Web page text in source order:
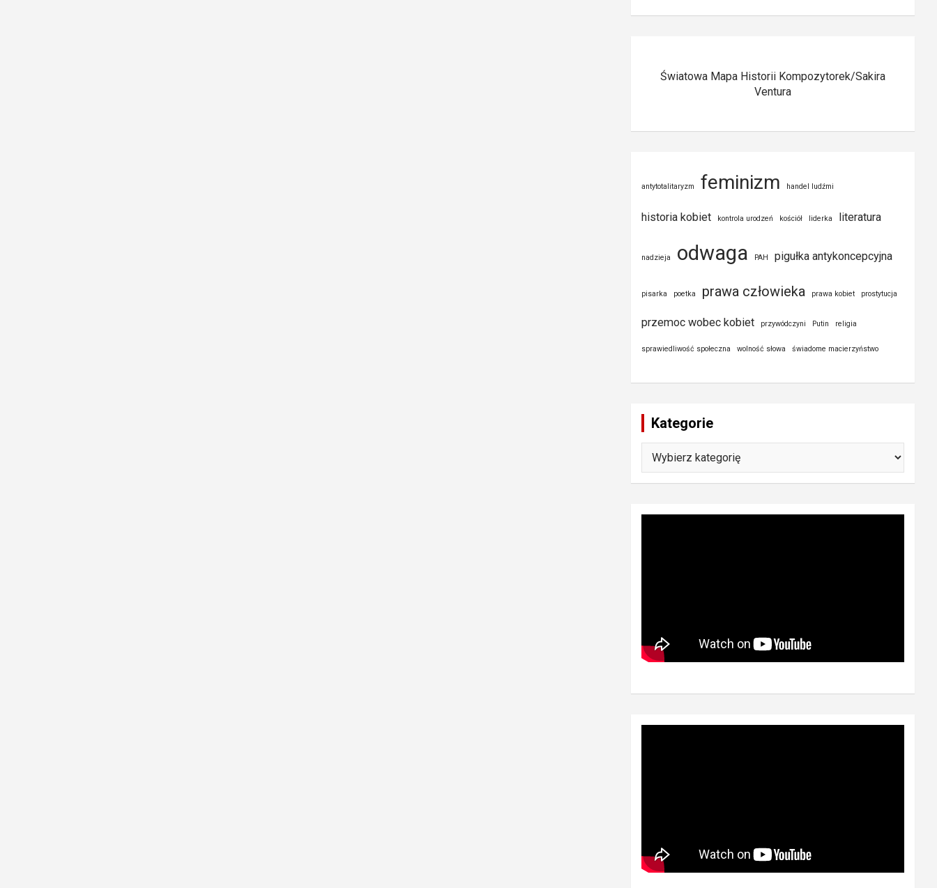
Światowa Mapa Historii Kompozytorek/Sakira
Ventura
antytotalitaryzm feminizm handel ludźmi
historia kobiet kontrola urodzeń kościół liderka literatura
nadzieja odwaga PAH pigułka antykoncepcyjna
pisarka poetka prawa człowieka prawa kobiet prostytucja
przemoc wobec kobiet przywódczyni Putin religia
sprawiedliwość społeczna wolność słowa świadome macierzyństwo
Kategorie